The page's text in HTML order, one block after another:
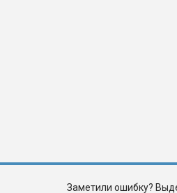
Заметили ошибку?